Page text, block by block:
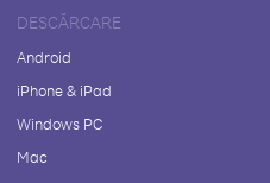
DESCĂRCARE
Android
iPhone & iPad
Windows PC
Mac